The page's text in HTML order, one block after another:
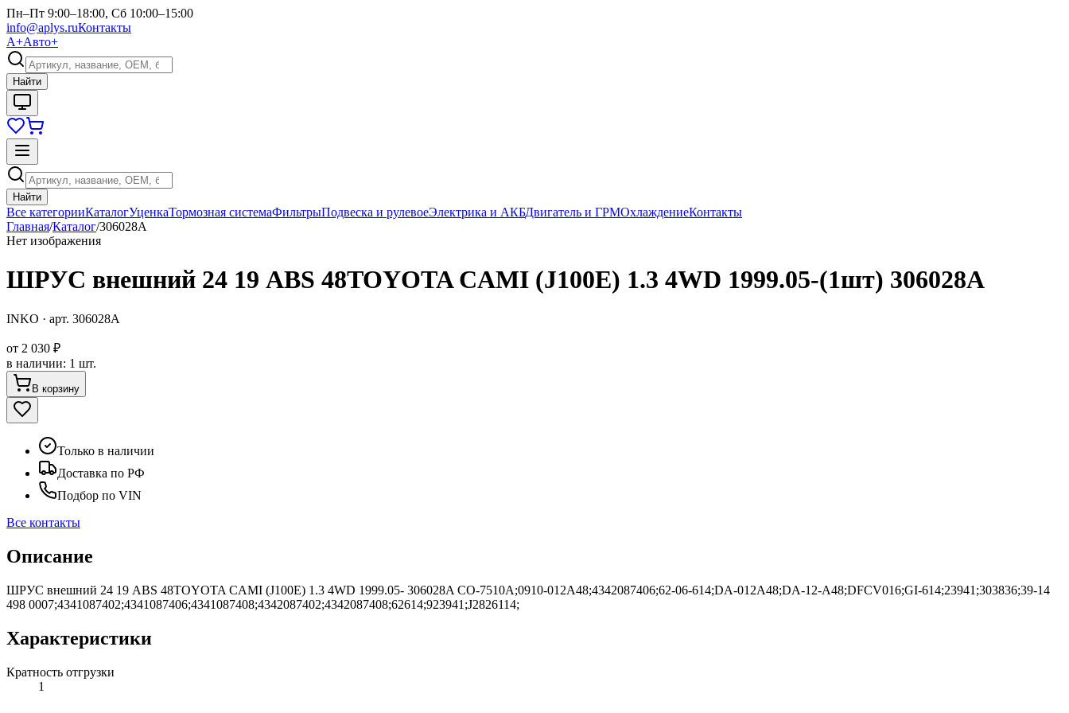
Пн–Пт 9:00–18:00, Сб 10:00–15:00
info@aplys.ruКонтакты
А+Авто+
Найти
Найти
Все категорииКаталогУценкаТормозная системаФильтрыПодвеска и рулевоеЭлектрика и АКБДвигатель и ГРМОхлаждениеКонтакты
Главная/Каталог/306028A
Нет изображения
ШРУС внешний 24 19 ABS 48TOYOTA CAMI (J100E) 1.3 4WD 1999.05-(1шт) 306028A
INKO · арт. 306028A
от 2 030 ₽
в наличии: 1 шт.
В корзину
Только в наличии
Доставка по РФ
Подбор по VIN
Все контакты
Описание
ШРУС внешний 24 19 ABS 48TOYOTA CAMI (J100E) 1.3 4WD 1999.05- 306028A CO-7510A;0910-012A48;4342087406;62-06-614;DA-012A48;DA-12-A48;DFCV016;GI-614;23941;303836;39-14
498 0007;4341087402;4341087406;4341087408;4342087402;4342087408;62614;923941;J2826114;
Характеристики
Кратность отгрузки
1